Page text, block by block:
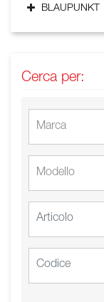
BLAUPUNKT
Cerca per: